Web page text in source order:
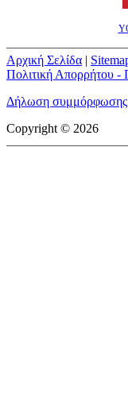
Αρχική Σελίδα |
Πολιτική Απορρήτου -
Δήλωση
Copyright © 2026